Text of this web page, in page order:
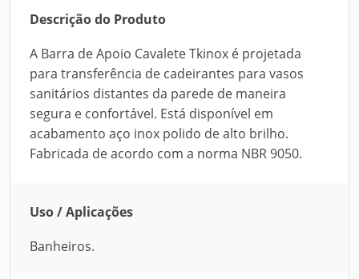
Descrição do Produto
A Barra de Apoio Cavalete Tkinox é projetada
para transferência de cadeirantes para vasos
sanitários distantes da parede de maneira
segura e confortável. Está disponível em
acabamento aço inox polido de alto brilho.
Fabricada de acordo com a norma NBR 9050.
Uso / Aplicações
Banheiros.